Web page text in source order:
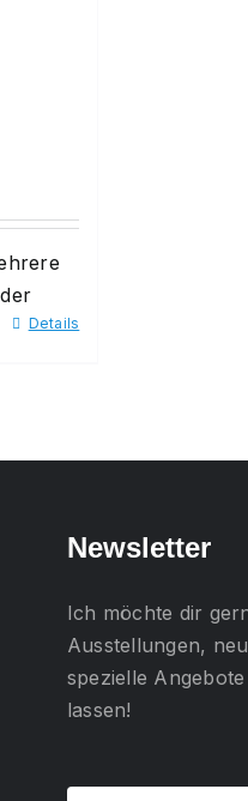
Details
Newsletter
Ich möchte dir
Ausstellungen,
spezielle Angebote
lassen!